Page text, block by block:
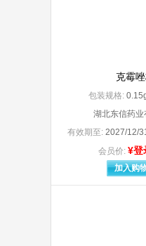
白云山
拜耳医药
蚌埠丰原
宝鸡泰达
保定中
北京北
北京长城
北京福
克霉
包装规格:
湖北东信药业
有效期至: 2027/12/
会员价: ¥登
加入购